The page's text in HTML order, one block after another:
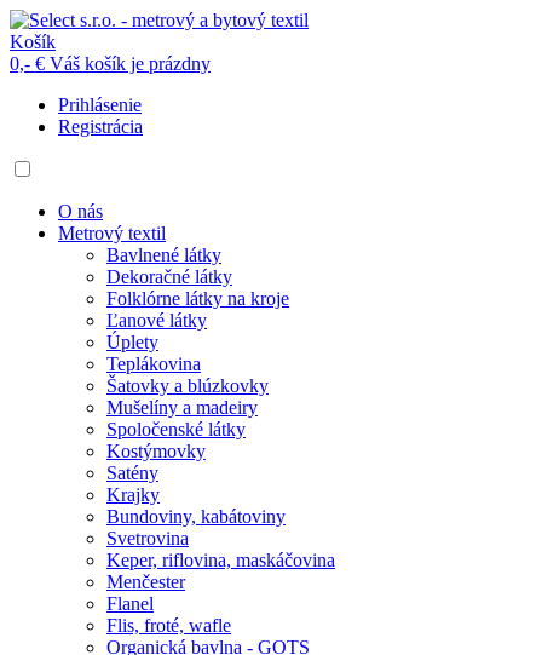
Košík
0,- € Váš košík je prázdny
Prihlásenie
Registrácia
O nás
Metrový textil
Bavlnené látky
Dekoračné látky
Folklórne látky na kroje
Ľanové látky
Úplety
Teplákovina
Šatovky a blúzkovky
Mušelíny a madeiry
Spoločenské látky
Kostýmovky
Satény
Krajky
Bundoviny, kabátoviny
Svetrovina
Keper, riflovina, maskáčovina
Menčester
Flanel
Flis, froté, wafle
Organická bavlna - GOTS